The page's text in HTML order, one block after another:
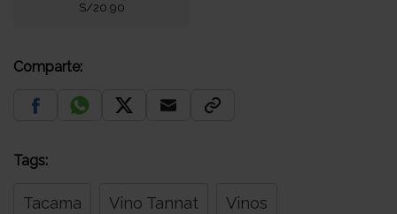
S/20.90
Comparte:
Tags:
Tacama Vino Tannat Vinos